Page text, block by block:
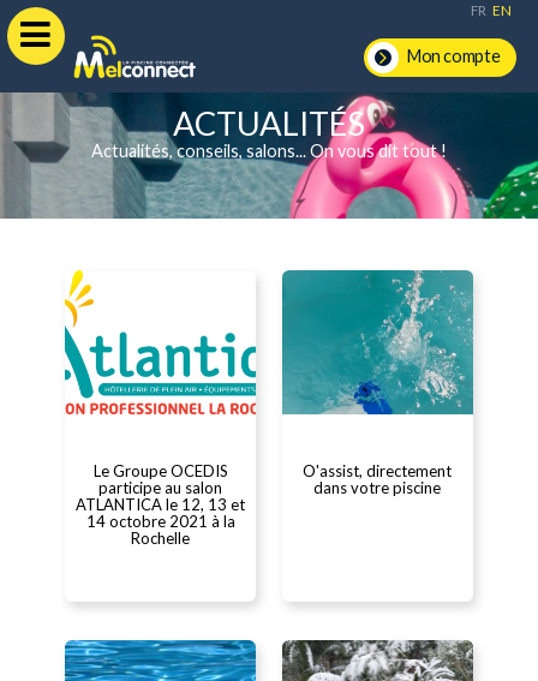
FR EN
Mon compte
ACTUALITÉS
Actualités, conseils, salons... On vous dit tout !
Le Groupe OCEDIS
participe au salon
ATLANTICA le 12, 13 et
14 octobre 2021 à la
Rochelle
O'assist, directement
dans votre piscine